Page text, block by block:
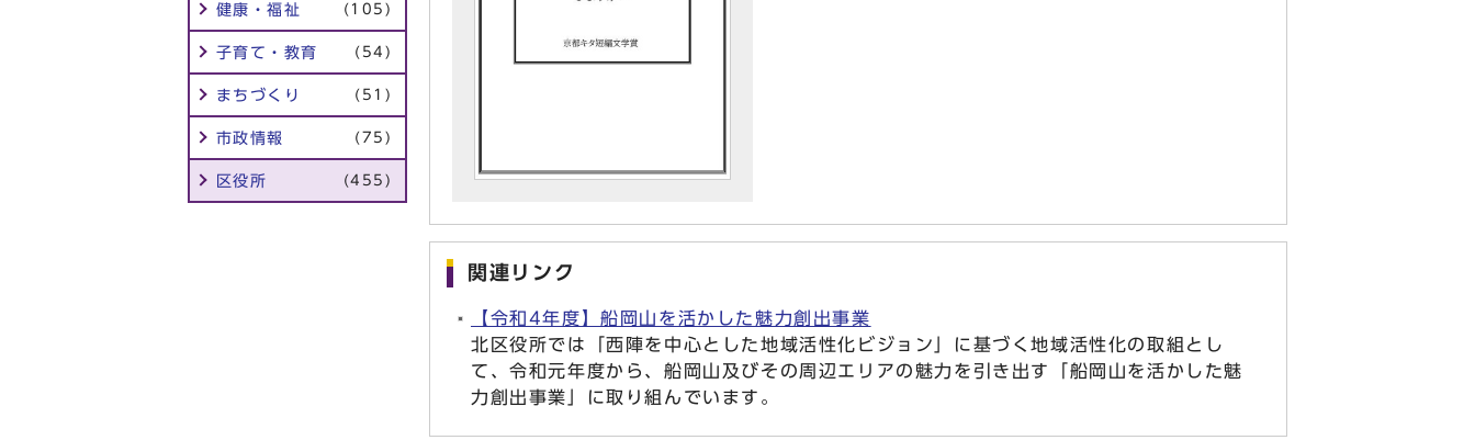
健康・福祉 (105)
子育て・教育 (54)
まちづくり (51)
市政情報 (75)
区役所 (455)
関連リンク
【令和4年度】船岡山を活かした魅力創出事業
北区役所では「西陣を中心とした地域活性化ビジョン」に基づく地域活性化の取組とし
て、令和元年度から、船岡山及びその周辺エリアの魅力を引き出す「船岡山を活かした魅
力創出事業」に取り組んでいます。